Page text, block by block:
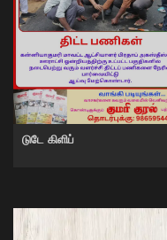
டுடே கிளிப்